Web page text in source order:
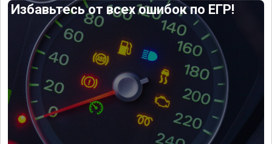
Избавьтесь от всех ошибок по ЕГР!